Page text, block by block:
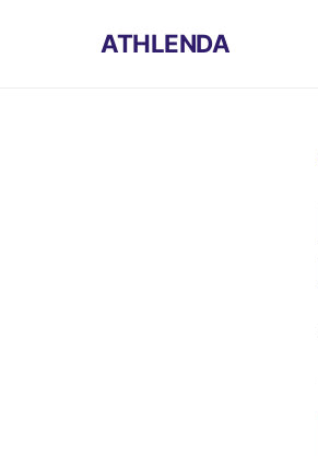
ATHLENDA